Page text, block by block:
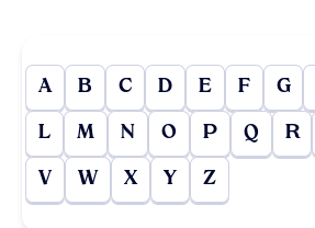
A B C D E F G
L M N O P Q R
V W X Y Z